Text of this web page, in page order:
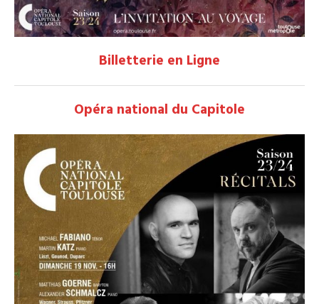
Billetterie en Ligne
Opéra national du Capitole